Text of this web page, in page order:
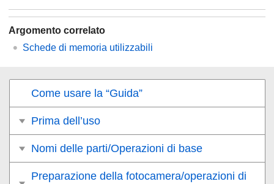
Argomento correlato
Schede di memoria utilizzabili
Come usare la “Guida”
Prima dell’uso
Nomi delle parti/Operazioni di base
Preparazione della fotocamera/operazioni di